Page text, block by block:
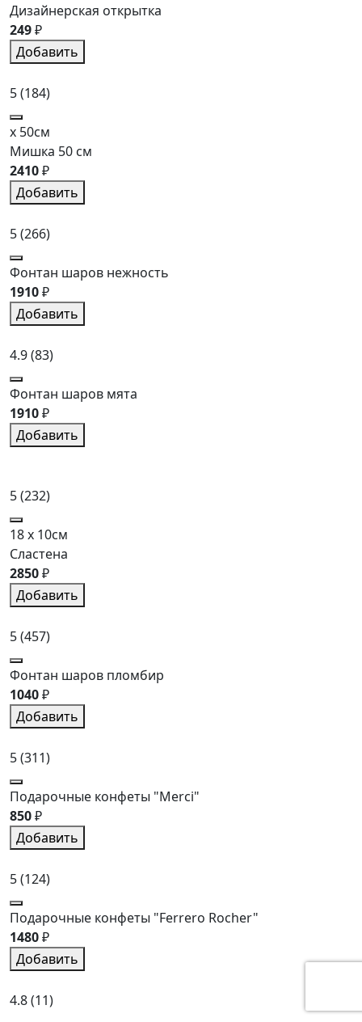
Дизайнерская открытка
249₽
Добавить
5(184)
x 50см
Мишка 50 см
2410₽
Добавить
5(266)
Фонтан шаров нежность
1910₽
Добавить
4.9(83)
Фонтан шаров мята
1910₽
Добавить
5(232)
18 x 10см
Сластена
2850₽
Добавить
5(457)
Фонтан шаров пломбир
1040₽
Добавить
5(311)
Подарочные конфеты "Merci"
850₽
Добавить
5(124)
Подарочные конфеты "Ferrero Rocher"
1480₽
Добавить
4.8(11)